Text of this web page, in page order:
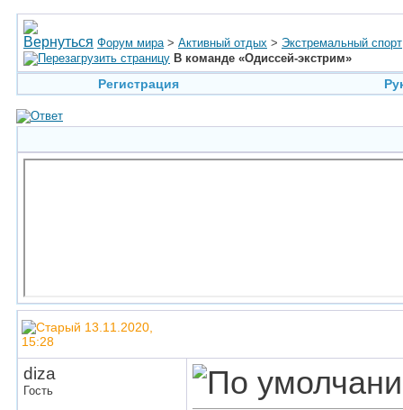
Форум мира > Активный отдых > Экстремальный спорт
В команде «Одиссей-экстрим»
Регистрация
13.11.2020,
15:28
diza
Гость